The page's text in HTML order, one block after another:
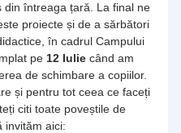
din întreaga țară. La final ne
proiecte și de a sărbători
în cadrul Campului
pe 12 Iulie când am
de schimbare a copiilor.
și pentru tot ceea ce faceți
citi toate poveștile de
invităm aici: